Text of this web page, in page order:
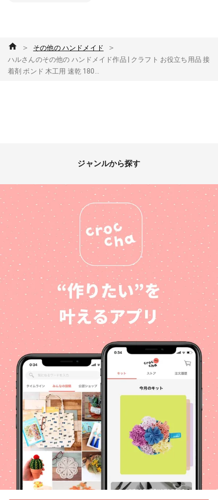
＞ その他の ハンドメイド ＞
ハルさんのその他の ハンドメイド作品 | クラフト お役立ち用品 接
着剤 ボンド 木工用 速乾 180...
ジャンルから探す